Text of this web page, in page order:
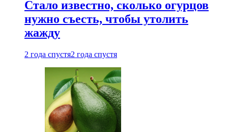
Стало известно, сколько огурцов
нужно съесть, чтобы утолить
жажду
2 года спустя2 года спустя